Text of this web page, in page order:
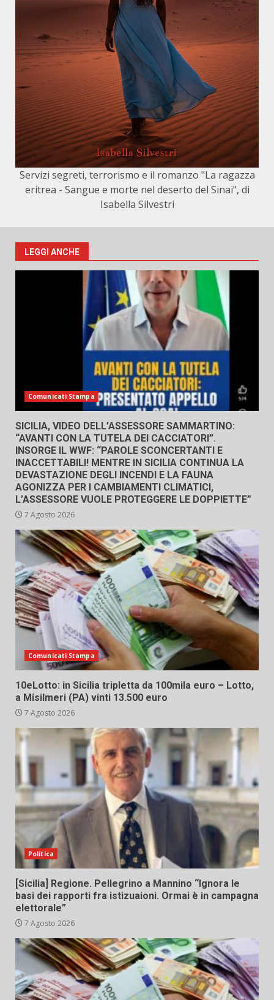
Servizi segreti, terrorismo e il romanzo "La ragazza
eritrea - Sangue e morte nel deserto del Sinai", di
Isabella Silvestri
LEGGI ANCHE
Comunicati Stampa
SICILIA, VIDEO DELL’ASSESSORE SAMMARTINO:
“AVANTI CON LA TUTELA DEI CACCIATORI”.
INSORGE IL WWF: “PAROLE SCONCERTANTI E
INACCETTABILI! MENTRE IN SICILIA CONTINUA LA
DEVASTAZIONE DEGLI INCENDI E LA FAUNA
AGONIZZA PER I CAMBIAMENTI CLIMATICI,
L’ASSESSORE VUOLE PROTEGGERE LE DOPPIETTE”
7 Agosto 2026
Comunicati Stampa
10eLotto: in Sicilia tripletta da 100mila euro – Lotto,
a Misilmeri (PA) vinti 13.500 euro
7 Agosto 2026
Politica
[Sicilia] Regione. Pellegrino a Mannino “Ignora le
basi dei rapporti fra istizuaioni. Ormai è in campagna
elettorale”
7 Agosto 2026